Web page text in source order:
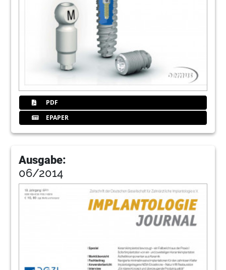
PDF
EPAPER
Ausgabe:
06/2014